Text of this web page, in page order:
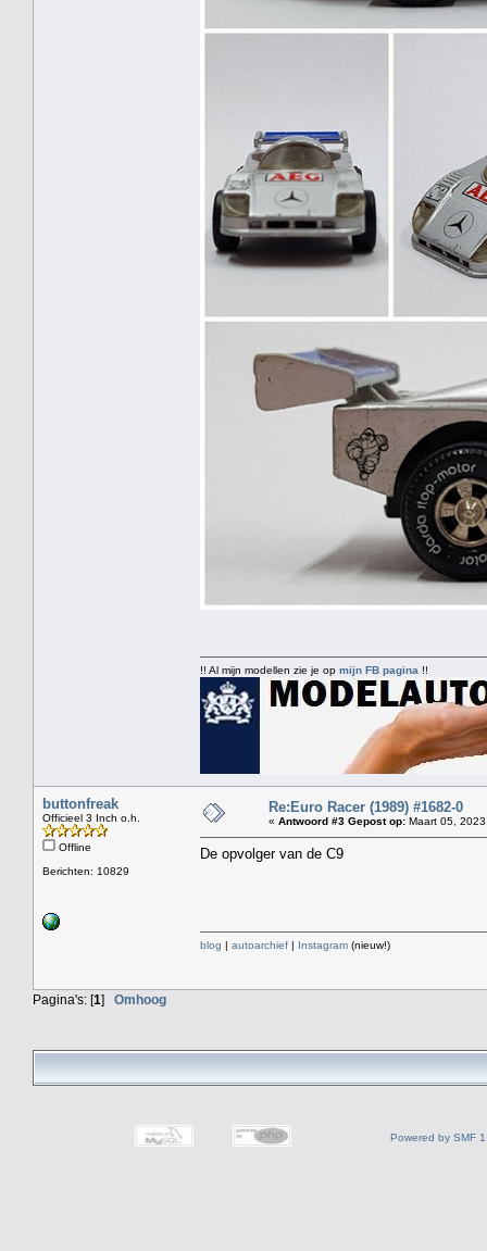
!! Al mijn modellen zie je op mijn FB pagina !!
buttonfreak
Officieel 3 Inch o.h.
Offline
Berichten: 10829
Re:Euro Racer (1989) #1682-0
« Antwoord #3 Gepost op: Maart 05,
De opvolger van de C9
blog | autoarchief | Instagram (nieuw!)
Pagina's: [1] Omhoog
Powered by SMF